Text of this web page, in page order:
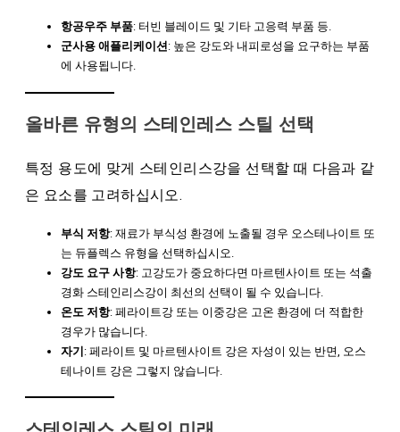
항공우주 부품: 터빈 블레이드 및 기타 고응력 부품 등.
군사용 애플리케이션: 높은 강도와 ​​내피로성을 요구하는 부품
에 사용됩니다.
올바른 유형의 스테인레스 스틸 선택
특정 용도에 맞게 스테인리스강을 선택할 때 다음과 같
은 요소를 고려하십시오.
부식 저항: 재료가 부식성 환경에 노출될 경우 오스테나이트 또
는 듀플렉스 유형을 선택하십시오.
강도 요구 사항: 고강도가 중요하다면 마르텐사이트 또는 석출
경화 스테인리스강이 최선의 선택이 될 수 있습니다.
온도 저항: 페라이트강 또는 이중강은 고온 환경에 더 적합한
경우가 많습니다.
자기: 페라이트 및 마르텐사이트 강은 자성이 있는 반면, 오스
테나이트 강은 그렇지 않습니다.